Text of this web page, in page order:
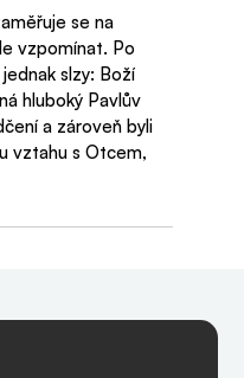
se na
vzpomínat. Po
slzy: Boží
hluboký Pavlův
a zároveň byli
vztahu s Otcem,